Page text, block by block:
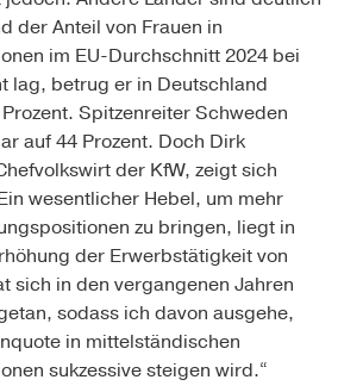
der Anteil von Frauen in
im EU-Durchschnitt 2024 bei
lag, betrug er in Deutschland
Spitzenreiter Schweden
auf 44 Prozent. Doch Dirk
der KfW, zeigt sich
wesentlicher Hebel, um mehr
zu bringen, liegt in
der Erwerbstätigkeit von
sich in den vergangenen Jahren
sodass ich davon ausgehe,
in mittelständischen
sukzessive steigen wird.“